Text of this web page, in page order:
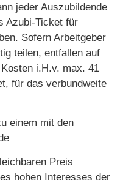
jeder Auszubildende
Azubi-Ticket für
Sofern Arbeitgeber
teilen, entfallen auf
i.H.v. max. 41
für das verbundweite
einem mit den
Preis
hohen Interesses der